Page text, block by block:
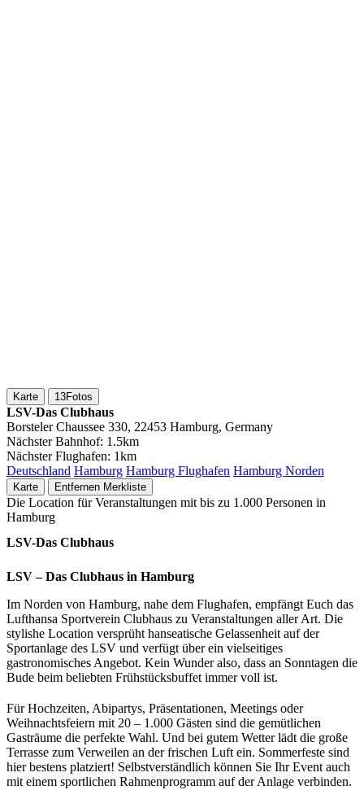
Karte 13Fotos
LSV-Das Clubhaus
Borsteler Chaussee 330, 22453 Hamburg, Germany
Nächster Bahnhof: 1.5km
Nächster Flughafen: 1km
Deutschland Hamburg Hamburg Flughafen Hamburg Norden
Karte Entfernen Merkliste
Die Location für Veranstaltungen mit bis zu 1.000 Personen in
Hamburg
LSV-Das Clubhaus
LSV – Das Clubhaus in Hamburg
Im Norden von Hamburg, nahe dem Flughafen, empfängt Euch das
Lufthansa Sportverein Clubhaus zu Veranstaltungen aller Art. Die
stylishe Location versprüht hanseatische Gelassenheit auf der
Sportanlage des LSV und verfügt über ein vielseitiges
gastronomisches Angebot. Kein Wunder also, dass an Sonntagen die
Bude beim beliebten Frühstücksbuffet immer voll ist.
Für Hochzeiten, Abipartys, Präsentationen, Meetings oder
Weihnachtsfeiern mit 20 – 1.000 Gästen sind die gemütlichen
Gasträume die perfekte Wahl. Und bei gutem Wetter lädt die große
Terrasse zum Verweilen an der frischen Luft ein. Sommerfeste sind
hier bestens platziert! Selbstverständlich können Sie Ihr Event auch
mit einem sportlichen Rahmenprogramm auf der Anlage verbinden.